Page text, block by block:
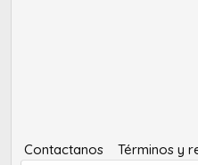
Contactanos Términos y